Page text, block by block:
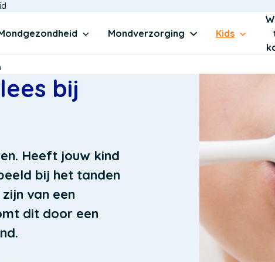
Mondverzorging Kids
bij
Heeft jouw kind
bij het tanden
van een
dit door een